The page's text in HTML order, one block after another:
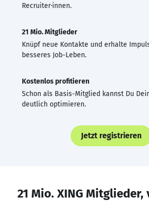
Recruiter·innen.
21 Mio. Mitglieder
Knüpf neue Kontakte und erhalte
besseres Job-Leben.
Kostenlos profitieren
Schon als Basis-Mitglied kannst Du
deutlich optimieren.
Jetzt registrieren
21 Mio. XING Mitglieder,